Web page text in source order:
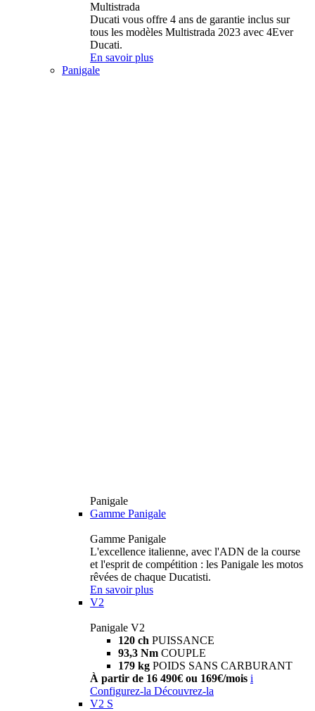
Multistrada
Ducati vous offre 4 ans de garantie inclus sur
tous les modèles Multistrada 2023 avec 4Ever
Ducati.
En savoir plus
Panigale
Panigale
Gamme Panigale
Gamme Panigale
L'excellence italienne, avec l'ADN de la course
et l'esprit de compétition : les Panigale les motos
rêvées de chaque Ducatisti.
En savoir plus
V2
Panigale V2
120 ch PUISSANCE
93,3 Nm COUPLE
179 kg POIDS SANS CARBURANT
À partir de 16 490€ ou 169€/mois i
Configurez-la Découvrez-la
V2 S